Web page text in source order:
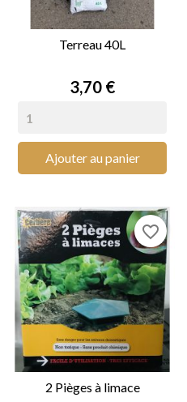
Terreau 40L
Prix
3,70 €
Ajouter au panier
2 Pièges à limace
favorite_border